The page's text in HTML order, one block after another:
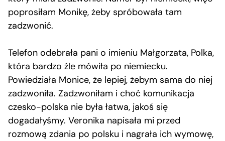
poprosiłam Monikę, żeby spróbowała tam
zadzwonić.
Telefon odebrała pani o imieniu Małgorzata, Polka,
która bardzo źle mówiła po niemiecku.
Powiedziała Monice, że lepiej, żebym sama do niej
zadzwoniła. Zadzwoniłam i choć komunikacja
czesko-polska nie była łatwa, jakoś się
dogadałyśmy. Veronika napisała mi przed
rozmową zdania po polsku i nagrała ich wymowę,